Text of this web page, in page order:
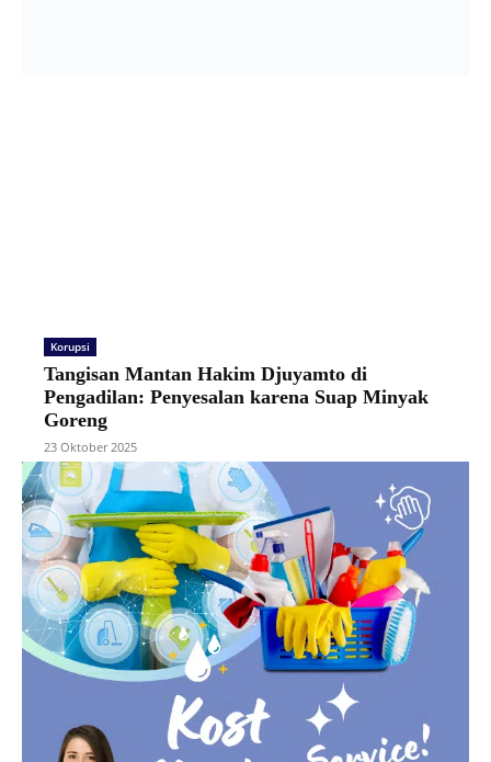
Korupsi
Tangisan Mantan Hakim Djuyamto di
Pengadilan: Penyesalan karena Suap Minyak
Goreng
23 Oktober 2025